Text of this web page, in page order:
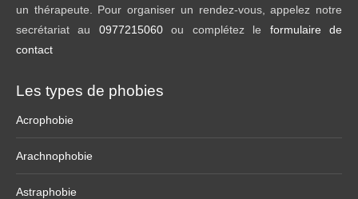
un thérapeute. Pour organiser un rendez-vous, appelez notre
secrétariat au 0977215060ou complétez le formulaire de
contact
Les types de phobies
Acrophobie
Arachnophobie
Astraphobie